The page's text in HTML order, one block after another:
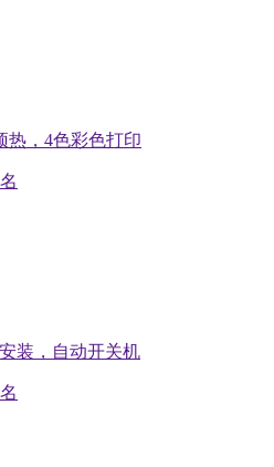
热，4色彩色打印
名
装，自动开关机
名